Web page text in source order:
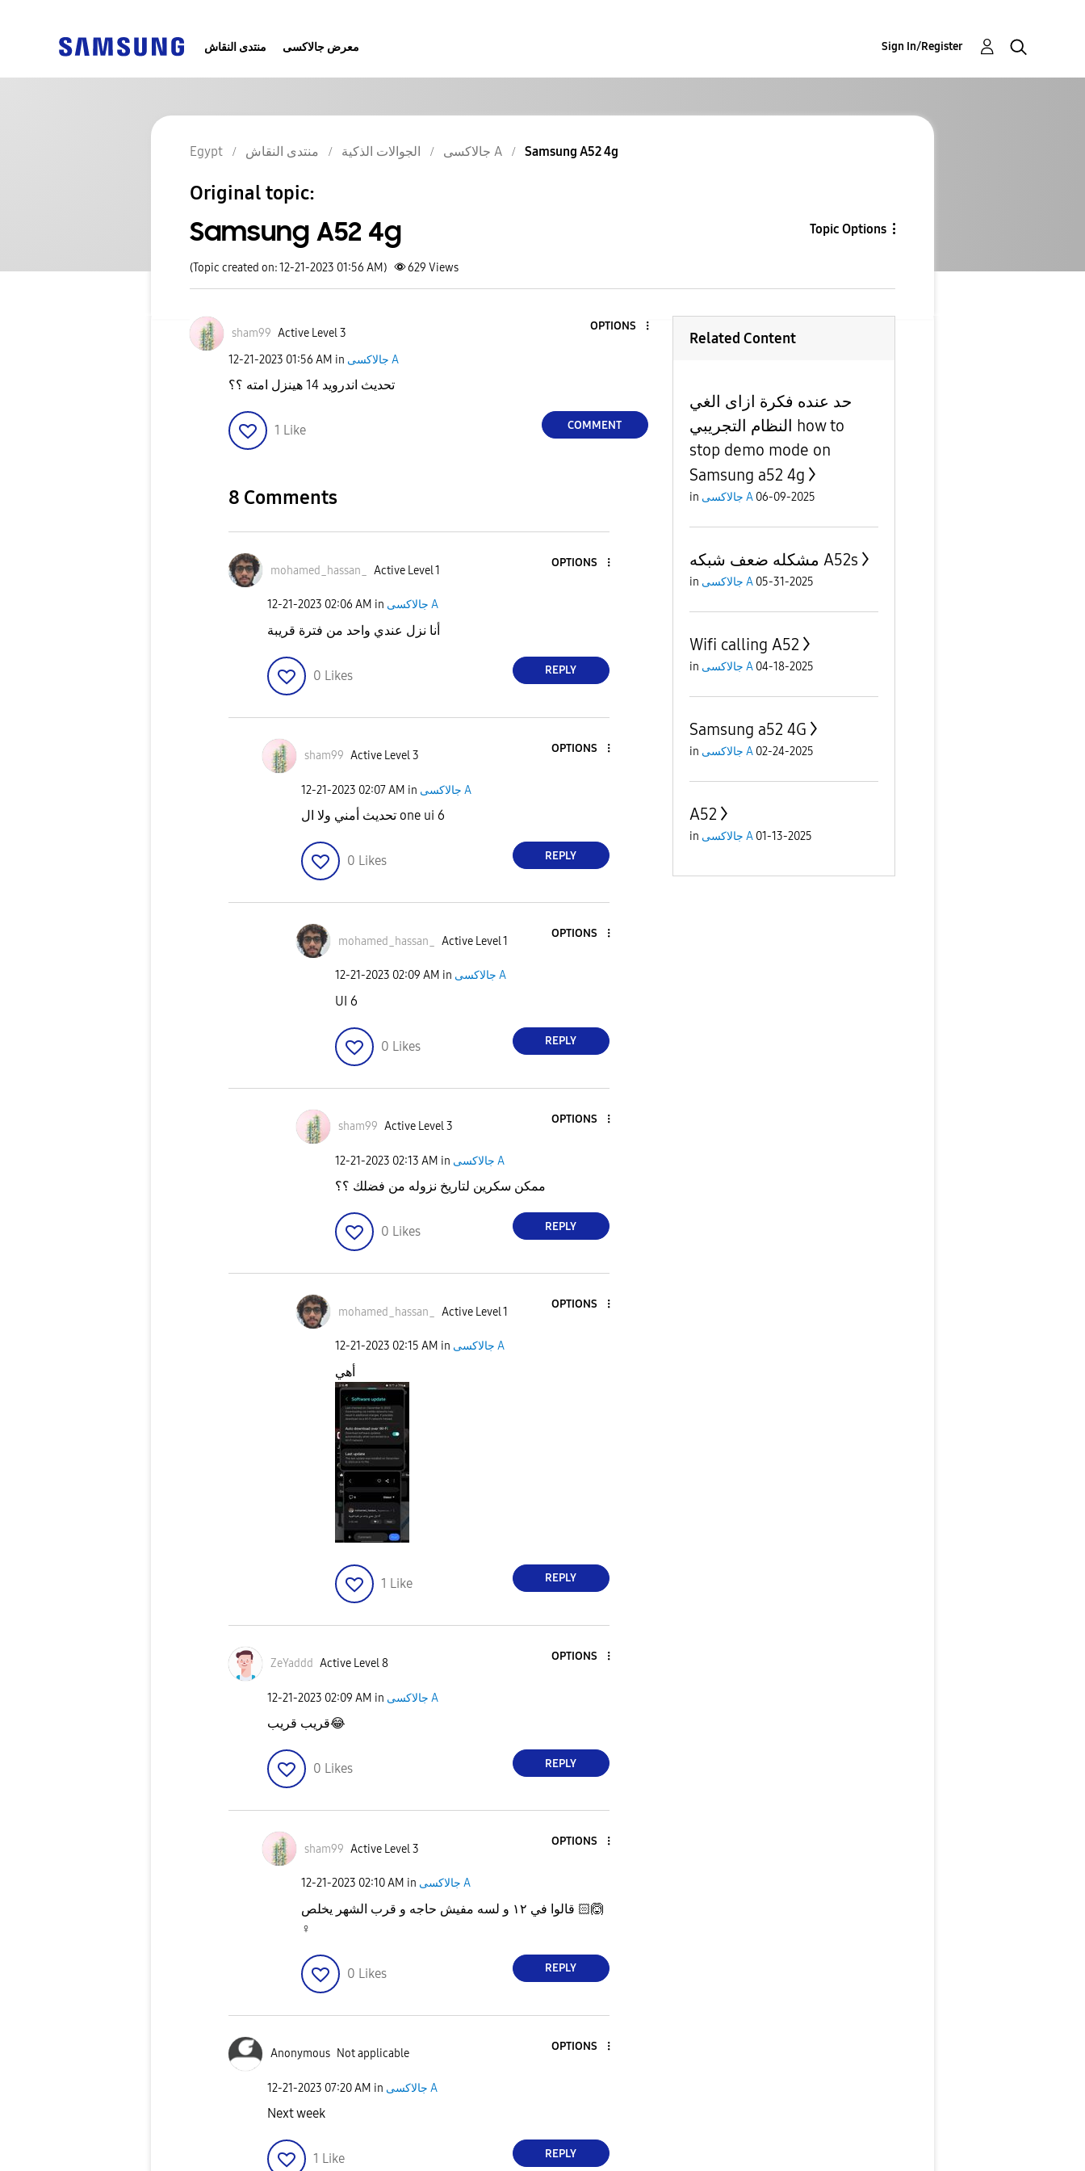
منتدى النقاش معرض جالاكسى Sign In/Register
Egypt منتدى النقاش الجوالات الذكية جالاكسى A Samsung A52 4g
Original topic:
Samsung A52 4g Topic Options
(Topic created on: 12-21-2023 01:56 AM) 629 Views
sham99 Active Level 3
OPTIONS
‎12-21-2023 01:56 AM in جالاكسى A
تحديث اندرويد 14 هينزل امته ؟؟
1 Like COMMENT
8 Comments
mohamed_hassan_ Active Level 1
OPTIONS
‎12-21-2023 02:06 AM in جالاكسى A
أنا نزل عندي واحد من فترة قريبة
0 Likes REPLY
sham99 Active Level 3
OPTIONS
‎12-21-2023 02:07 AM in جالاكسى A
تحديث أمني ولا ال one ui 6
0 Likes REPLY
mohamed_hassan_ Active Level 1
OPTIONS
‎12-21-2023 02:09 AM in جالاكسى A
UI 6
0 Likes REPLY
sham99 Active Level 3
OPTIONS
‎12-21-2023 02:13 AM in جالاكسى A
ممكن سكرين لتاريخ نزوله من فضلك ؟؟
0 Likes REPLY
mohamed_hassan_ Active Level 1
OPTIONS
‎12-21-2023 02:15 AM in جالاكسى A
أهي
1 Like REPLY
ZeYaddd Active Level 8
OPTIONS
‎12-21-2023 02:09 AM in جالاكسى A
قريب قريب😂
0 Likes REPLY
sham99 Active Level 3
OPTIONS
‎12-21-2023 02:10 AM in جالاكسى A
قالوا في ١٢ و لسه مفيش حاجه و قرب الشهر يخلص 🙆🏻‍
♀️
0 Likes REPLY
Anonymous Not applicable
OPTIONS
‎12-21-2023 07:20 AM in جالاكسى A
Next week
1 Like REPLY
Related Content
حد عنده فكرة ازاى الغي
النظام التجريبي how to
stop demo mode on
Samsung a52 4g
in جالاكسى A 06-09-2025
مشكله ضعف شبكه A52s
in جالاكسى A 05-31-2025
Wifi calling A52
in جالاكسى A 04-18-2025
Samsung a52 4G
in جالاكسى A 02-24-2025
A52
in جالاكسى A 01-13-2025